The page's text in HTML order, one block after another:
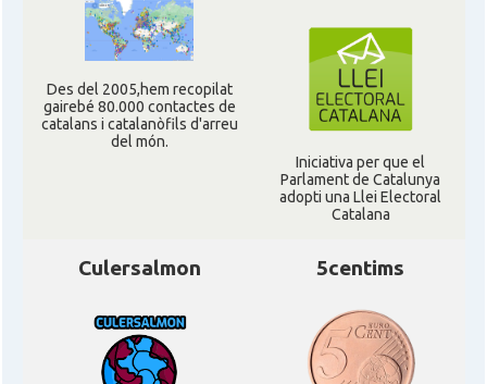
Des del 2005,hem recopilat
gairebé 80.000 contactes de
catalans i catalanòfils d'arreu
del món.
Iniciativa per que el
Parlament de Catalunya
adopti una Llei Electoral
Catalana
Culersalmon 5centims